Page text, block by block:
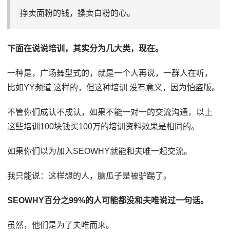
挣卖面粉的钱，操卖白粉的心。
下面在说说培训，其实分为几大类，现在。
一种是，广场舞型式的，就是一个人再说，一群人在听，
比如YY频道 这样的，但这种培训 没有意义，因为怕盗版。
不管你们成认不成认，如果不能一对一的交流沟通，以上
这些培训100块钱买100万的培训资料效果是相同的。
如果你们以为加入SEOWHY就能和夫唯一起交流。
我只能说：这样想的人，脑瓜子是被驴踢了。
SEOWHY百分之99%的人可能都没和夫唯说过一句话。
虽然，他们是为了夫唯而来。